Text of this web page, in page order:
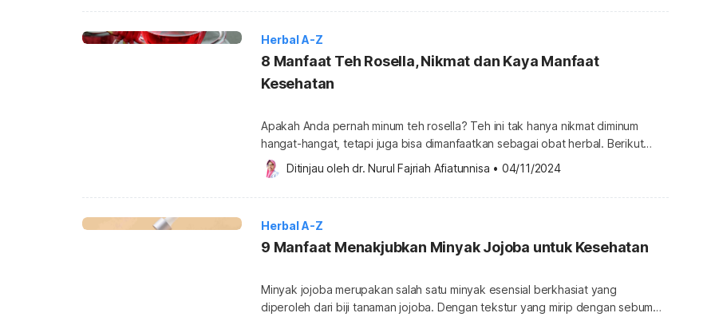
berpotensi bagi kesehatan. Simak manfaat dan bahayanya berikut ini.
Herbal A-Z
8 Manfaat Teh Rosella, Nikmat dan Kaya Manfaat
Kesehatan
Apakah Anda pernah minum teh rosella? Teh ini tak hanya nikmat diminum
hangat-hangat, tetapi juga bisa dimanfaatkan sebagai obat herbal. Berikut
manfaat teh rosella yang sayang dilewatkan beserta cara membuatnya untuk
pengobatan alami. Kandungan teh rosella Teh rosella adalah jenis teh herbal
yang terbuat dari kelopak bunga rosella (Hibiscus sabdariffa), yaitu tanaman
Ditinjau oleh dr. Nurul Fajriah Afiatunnisa • 04/11/2024
Herbal A-Z
9 Manfaat Menakjubkan Minyak Jojoba untuk Kesehatan
Minyak jojoba merupakan salah satu minyak esensial berkhasiat yang
diperoleh dari biji tanaman jojoba. Dengan tekstur yang mirip dengan sebum